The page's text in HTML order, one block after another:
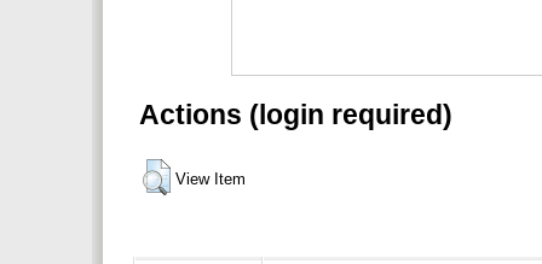
Actions (login required)
View Item